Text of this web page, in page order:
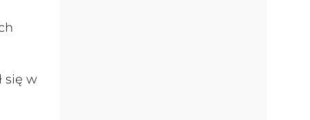
się w